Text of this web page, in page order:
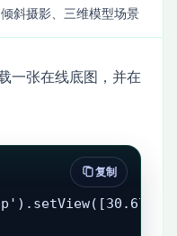
斜摄影、三维模型场景
一张在线底图，并在
复制